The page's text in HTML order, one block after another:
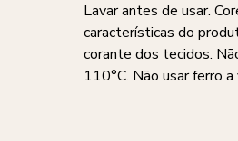
Lavar antes de usar.
características do
corante dos tecidos.
110°C. Não usar ferro